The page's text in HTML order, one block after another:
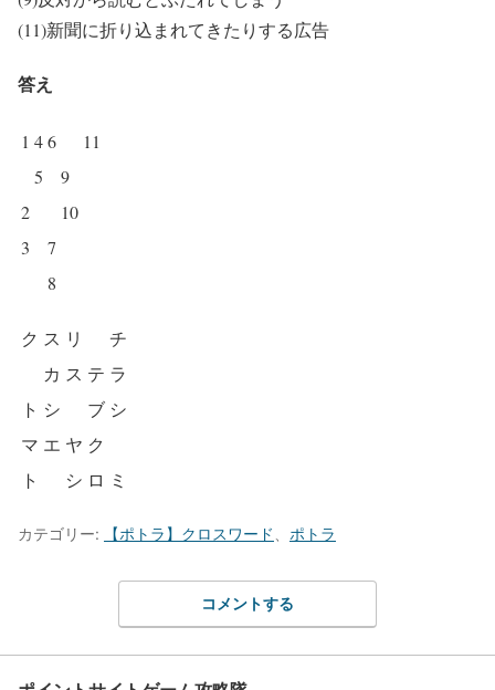
(11)新聞に折り込まれてきたりする広告
答え
1 46
11
5
9
2
10
3
7
8
ク ス リ
チ
カ ス テ ラ
ト シ ブ シ
マ エ ヤ ク
ト
シ ロ ミ
カテゴリー: 【ポトラ】クロスワード ポトラ
コメントする